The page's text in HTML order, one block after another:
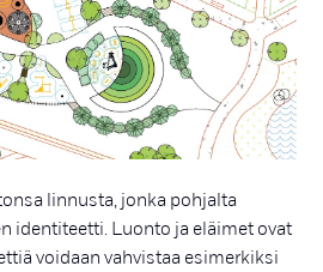
linnusta, jonka pohjalta
identiteetti. Luonto ja eläimet ovat
voidaan vahvistaa esimerkiksi